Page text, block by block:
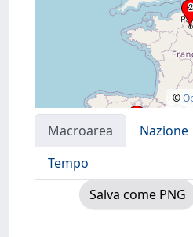
©
Macroarea Nazione
Tempo
Salva come PNG